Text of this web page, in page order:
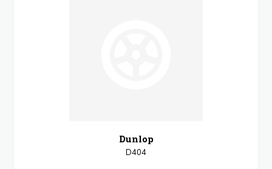
Dunlop
D404